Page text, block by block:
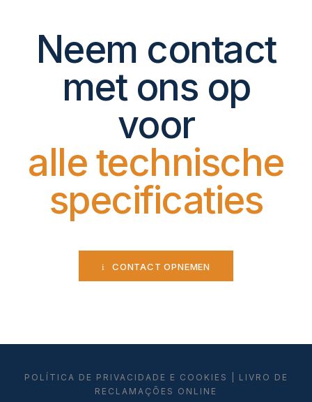
Neem contact
met ons op
voor
alle technische
specificaties
CONTACT OPNEMEN
POLÍTICA DE PRIVACIDADE E COOKIES
LIVRO DE
RECLAMAÇÕES ONLINE